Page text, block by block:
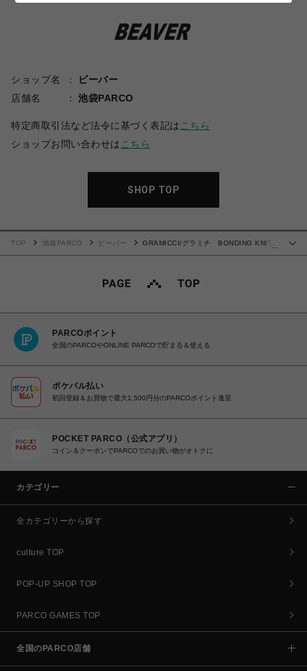
ショップ名
ビーバー
店舗名
池袋PARCO
特定商取引法など法令に基づく表記は こちら
ショップお問い合わせは こちら
SHOP TOP
TOP 池袋PARCO ビーバー
GRAMICCI/グラミチ BONDING KNIT
PARCOポイント
全国のPARCOやONLINE PARCOで貯まる＆使える
ポケパル払い
初回登録＆お買物で最大1,500円分のPARCOポイント進呈
POCKET PARCO（公式アプリ）
コイン＆クーポンでPARCOでのお買い物がオトクに
カテゴリー
全カテゴリーから探す
culture TOP
POP-UP SHOP TOP
PARCO GAMES TOP
全国のPARCO店舗